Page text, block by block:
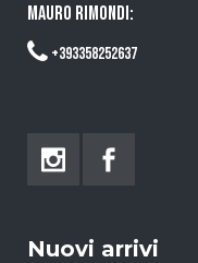
MAURO RIMONDI:
+393358252637
Nuovi arrivi